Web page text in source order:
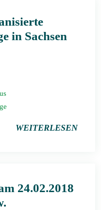
in Sachsen
WEITERLESEN
24.02.2018